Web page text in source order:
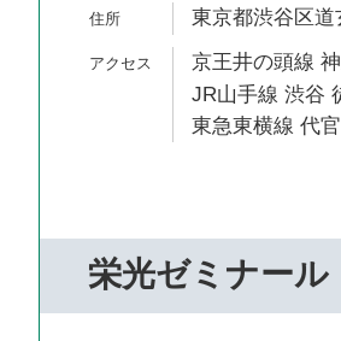
東京都渋谷区道
京王井の頭線
JR山手線 渋谷
東急東横線 代
栄光ゼミナール